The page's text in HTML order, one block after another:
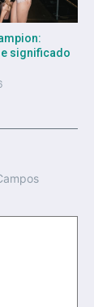
significado